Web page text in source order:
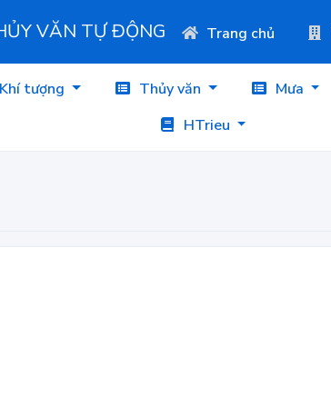
VĂN TỰ ĐỘNG Trang chủ
Khí tượng Thủy văn Mưa
HTrieu